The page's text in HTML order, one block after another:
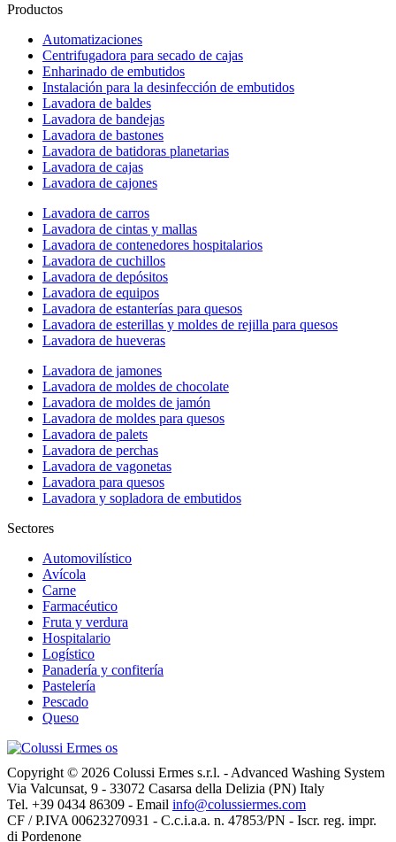
Productos
Automatizaciones
Centrifugadora para secado de cajas
Enharinado de embutidos
Instalación para la desinfección de embutidos
Lavadora de baldes
Lavadora de bandejas
Lavadora de bastones
Lavadora de batidoras planetarias
Lavadora de cajas
Lavadora de cajones
Lavadora de carros
Lavadora de cintas y mallas
Lavadora de contenedores hospitalarios
Lavadora de cuchillos
Lavadora de depósitos
Lavadora de equipos
Lavadora de estanterías para quesos
Lavadora de esterillas y moldes de rejilla para quesos
Lavadora de hueveras
Lavadora de jamones
Lavadora de moldes de chocolate
Lavadora de moldes de jamón
Lavadora de moldes para quesos
Lavadora de palets
Lavadora de perchas
Lavadora de vagonetas
Lavadora para quesos
Lavadora y sopladora de embutidos
Sectores
Automovilístico
Avícola
Carne
Farmacéutico
Fruta y verdura
Hospitalario
Logístico
Panadería y confitería
Pastelería
Pescado
Queso
Copyright © 2026 Colussi Ermes s.r.l. - Advanced Washing System
Via Valcunsat, 9 - 33072 Casarsa della Delizia (PN) Italy
Tel. +39 0434 86309 - Email info@colussiermes.com
CF / P.IVA 00623270931 - C.c.i.a.a. n. 47853/PN - Iscr. reg. impr.
di Pordenone